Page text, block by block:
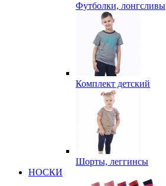
Футболки, лонгсливы
Комплект детский
Шорты, леггинсы
НОСКИ